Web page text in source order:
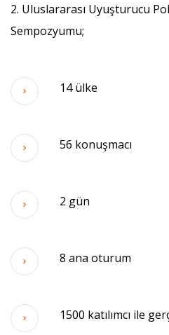
2. Uluslararası Uyuşturucu
Sempozyumu;
14 ülke
56 konuşmacı
2 gün
8 ana oturum
1500 katılımcı ile